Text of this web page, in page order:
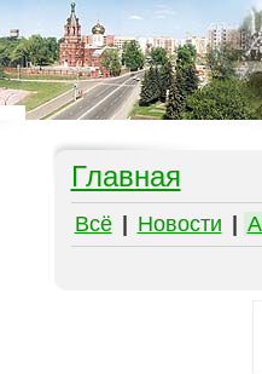
Главная
Всё Новости